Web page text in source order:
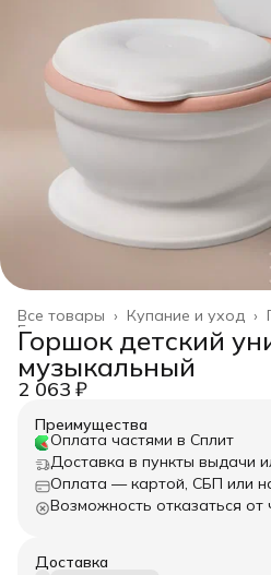
Купание и уход ›
Все товары ›
Главная
Горшок детский
музыкальный
2 063 ₽
Преимущества
Оплата частями в Сплит
Доставка в пункты выдачи
Оплата — картой, СБП или
Возможность отказаться от
Доставка